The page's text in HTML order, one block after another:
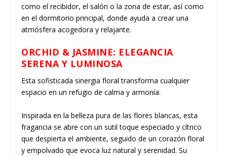
como el recibidor, el salón o la zona de estar, así como
en el dormitorio principal, donde ayuda a crear una
atmósfera acogedora y relajante.
ORCHID & JASMINE: ELEGANCIA
SERENA Y LUMINOSA
Esta sofisticada sinergia floral transforma cualquier
espacio en un refugio de calma y armonía.
Inspirada en la belleza pura de las flores blancas, esta
fragancia se abre con un sutil toque especiado y cítrico
que despierta el ambiente, seguido de un corazón floral
y empolvado que evoca luz natural y serenidad. Su